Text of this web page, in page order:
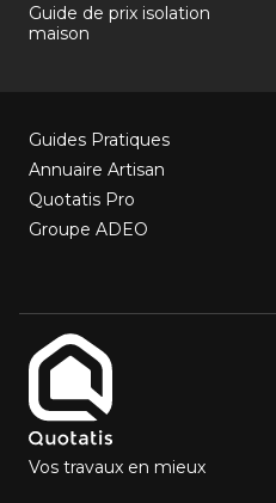
Guide de prix isolation
maison
Vos travaux en mieux
Guides Pratiques
Annuaire Artisan
Quotatis Pro
Groupe ADEO